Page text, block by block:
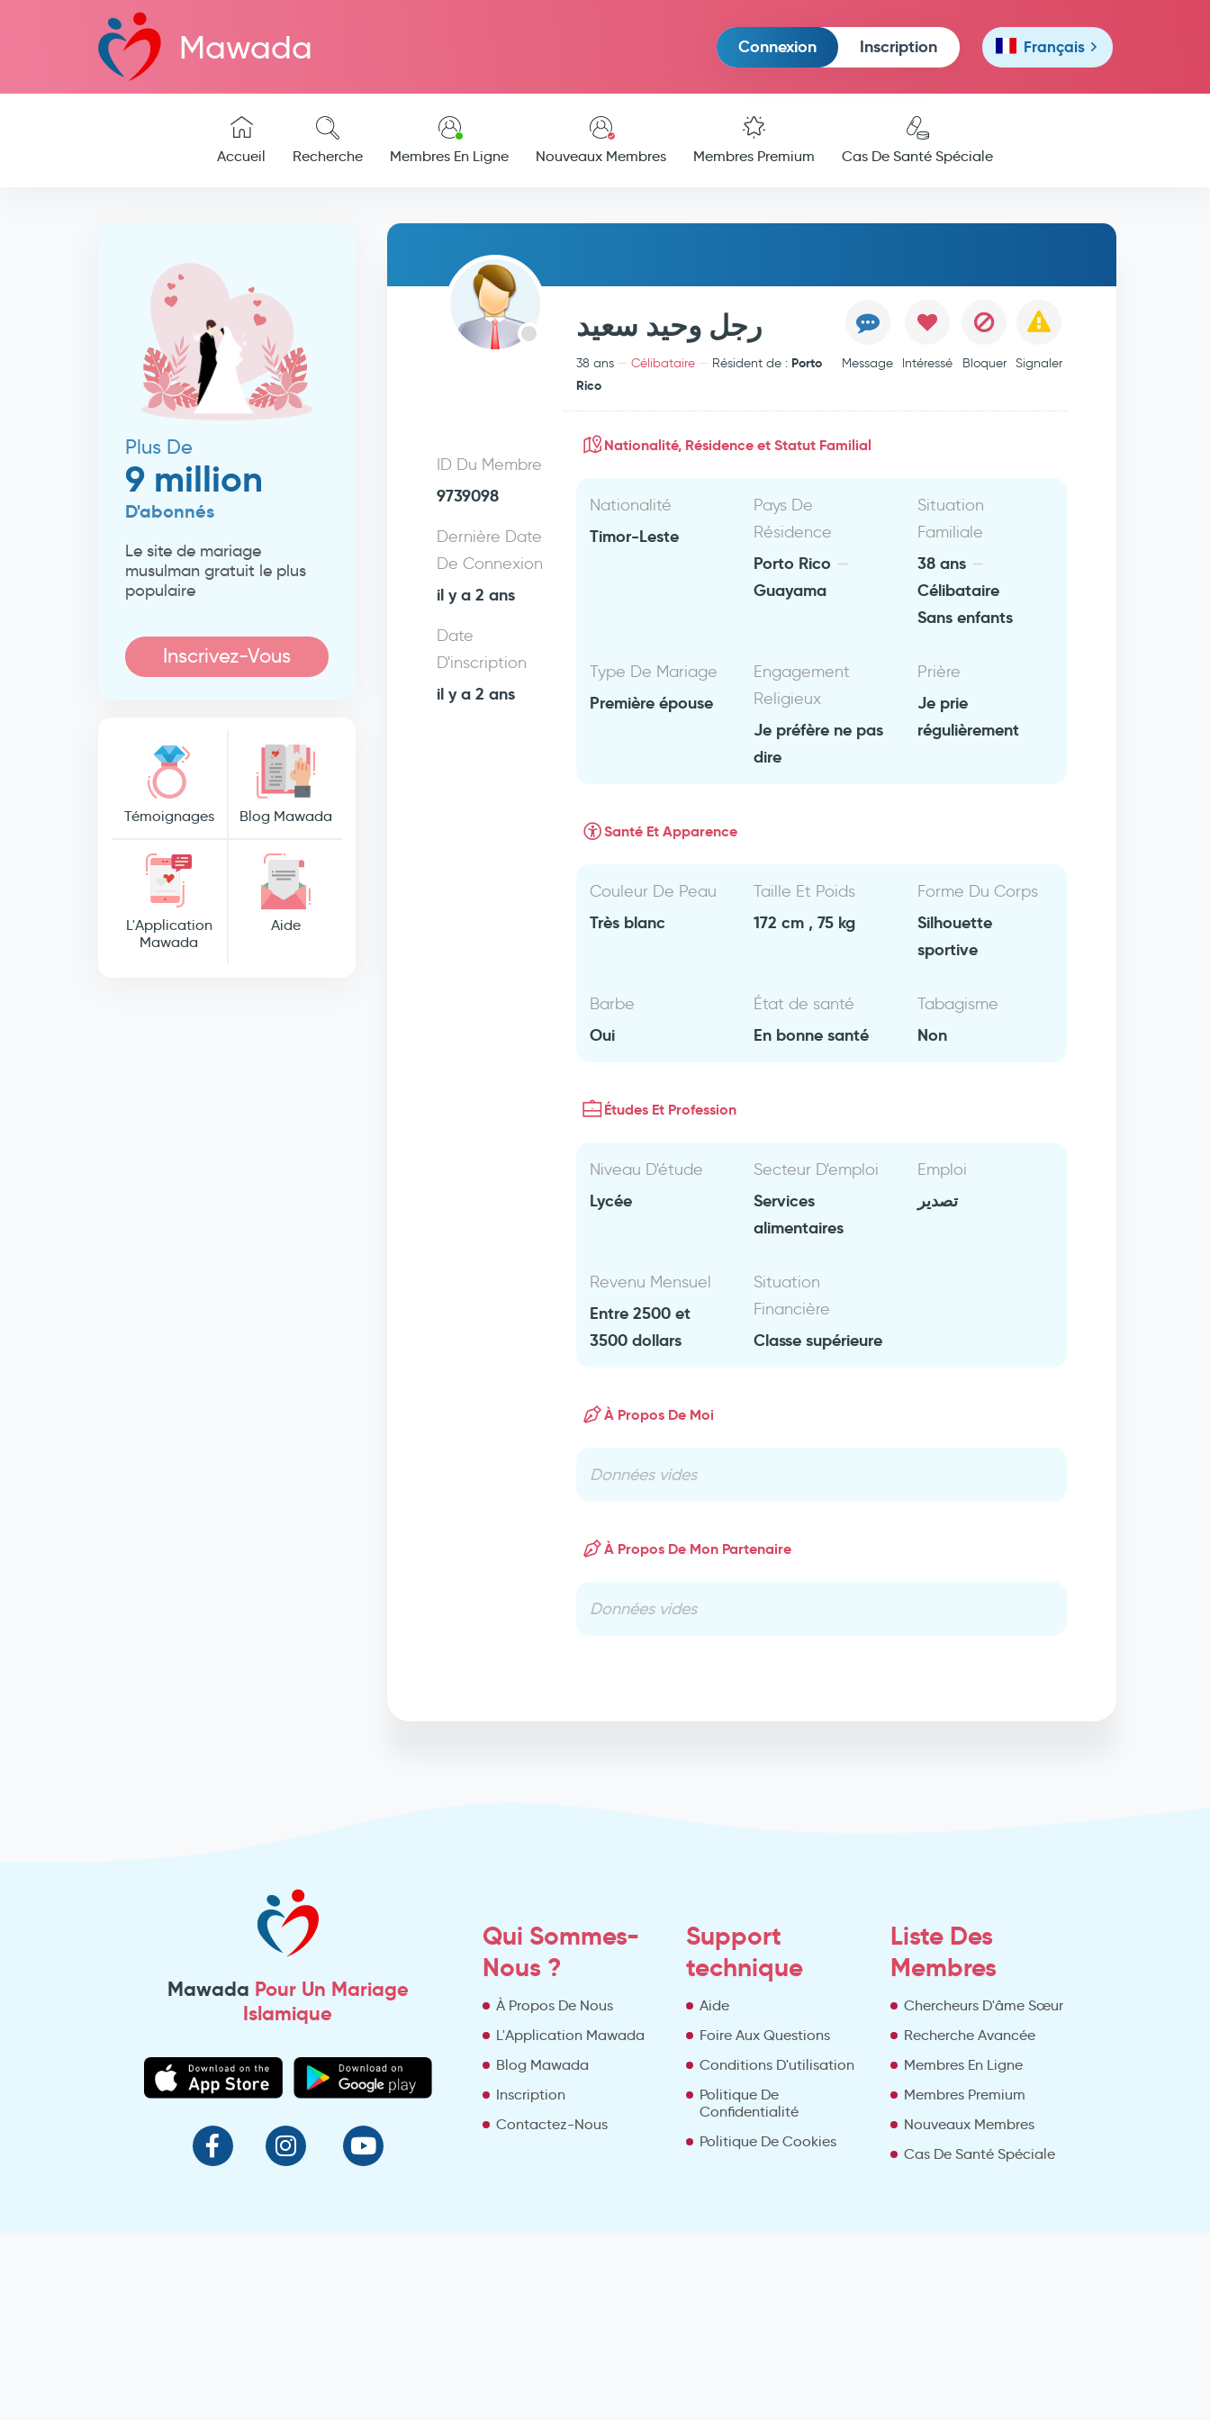
Mawada Connexion Inscription Français
Accueil Recherche Membres En Ligne Nouveaux Membres Membres Premium Cas De Santé Spéciale
Plus De
9 million
D'abonnés
Le site de mariage
musulman gratuit le plus
populaire
Inscrivez-Vous
Témoignages Blog Mawada
L'Application
Mawada
Aide
رجل وحيد سعيد
38 ans Célibataire Résident de : Porto
Rico
Message Intéressé Bloquer Signaler
ID Du Membre
9739098
Dernière Date
De Connexion
il y a 2 ans
Date
D'inscription
il y a 2 ans
Nationalité, Résidence et Statut Familial
Nationalité
Timor-Leste
Pays De
Résidence
Porto Rico
Guayama
Situation
Familiale
38 ans
Célibataire
Sans enfants
Type De Mariage
Première épouse
Engagement
Religieux
Je préfère ne pas
dire
Prière
Je prie
régulièrement
Santé Et Apparence
Couleur De Peau
Très blanc
Taille Et Poids
172 cm , 75 kg
Forme Du Corps
Silhouette
sportive
Barbe
Oui
État de santé
En bonne santé
Tabagisme
Non
Études Et Profession
Niveau D'étude
Lycée
Secteur D'emploi
Services
alimentaires
Emploi
تصدير
Revenu Mensuel
Entre 2500 et
3500 dollars
Situation
Financière
Classe supérieure
À Propos De Moi
Données vides
À Propos De Mon Partenaire
Données vides
Mawada Pour Un Mariage
Islamique
Qui Sommes-
Nous ?
À Propos De Nous
L'Application Mawada
Blog Mawada
Inscription
Contactez-Nous
Support
technique
Aide
Foire Aux Questions
Conditions D'utilisation
Politique De
Confidentialité
Politique De Cookies
Liste Des
Membres
Chercheurs D'âme Sœur
Recherche Avancée
Membres En Ligne
Membres Premium
Nouveaux Membres
Cas De Santé Spéciale